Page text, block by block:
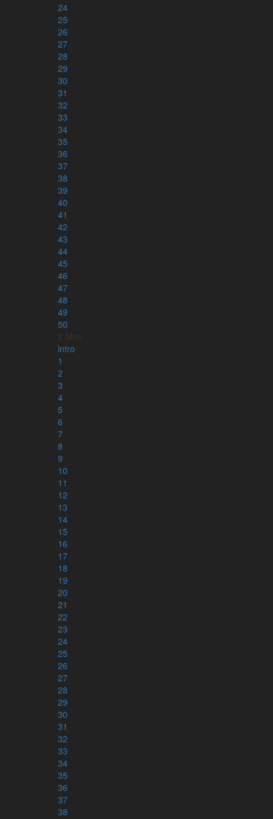
24
25
26
27
28
29
30
31
32
33
34
35
36
37
38
39
40
41
42
43
44
45
46
47
48
49
50
intro
1
2
3
4
5
6
7
8
9
10
11
12
13
14
15
16
17
18
19
20
21
22
23
24
25
26
27
28
29
30
31
32
33
34
35
36
37
38
Bibelläsningsplaner
Läsplaner – bibelnpåettår.se
Läsplaner via e-post – minbibelplan.se
Kyrkoåret – kyrkoaretstexter.se
Torah och haftarah texter
Läs mer om appen
info@karnbibeln.se
Nyhetsbrev